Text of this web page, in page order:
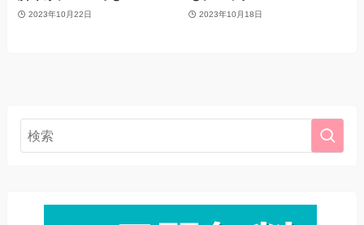
2023年10月22日 2023年10月18日